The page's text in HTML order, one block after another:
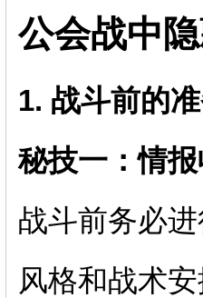
公会战中
1. 战斗前的
秘技一：情
战斗前务必
风格和战术